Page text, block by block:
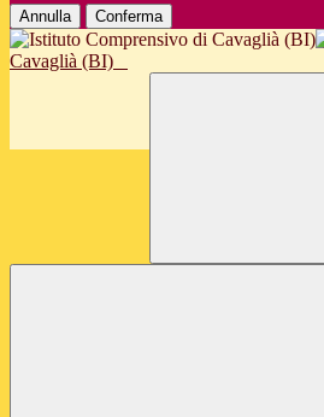
Annulla Conferma
Cavaglià (BI)